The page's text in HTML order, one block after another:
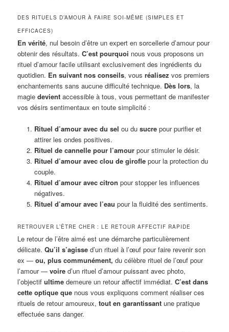
DES RITUELS D’AMOUR À FAIRE SOI-MÊME (SIMPLES ET
EFFICACES)
En vérité, nul besoin d’être un expert en sorcellerie d’amour pour
obtenir des résultats.C’est pourquoi nous vous proposons un
rituel d’amour facile utilisant exclusivement des ingrédients du
quotidien. En suivant nos conseils, vousréalisez vos premiers
enchantements sans aucune difficulté technique. Dès lors, la
magiedevient accessible à tous, vous permettant de manifester
vos désirs sentimentaux en toute simplicité :
Rituel d’amour avec du sel ou du sucrepour purifier et
attirer les ondes positives.
Rituel de cannelle pour l’amourpour stimuler le désir.
Rituel d’amour avec clou de giroflepour la protection du
couple.
Rituel d’amour avec citron pour stopper les influences
négatives.
Rituel d’amour avec l’eau pour la fluidité des sentiments.
RETROUVER L’ÊTRE CHER : LE RETOUR AFFECTIF RAPIDE
Le retour de l’être aimé est une démarche particulièrement
délicate.Qu’il s’agisse d’un rituel à l’œuf pour faire revenir son
ex —ou, plus communément, du célèbre rituel de l’œuf pour
l’amour —voire d’un rituel d’amour puissant avec photo,
l’objectifultime demeure un retour affectif immédiat.C’est dans
cette optique que nous vous expliquons comment réaliser ces
rituels de retour amoureux,tout en garantissant une pratique
effectuée sans danger.